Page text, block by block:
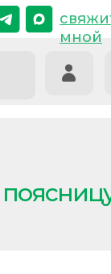
мной
мной